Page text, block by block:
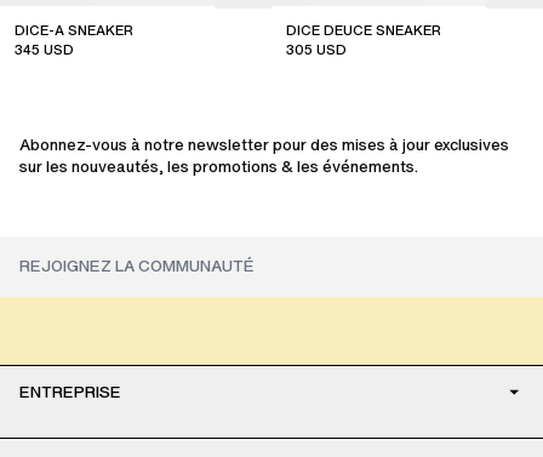
DICE-A SNEAKER
345 USD
DICE DEUCE SNEAKER
305 USD
Abonnez-vous à notre newsletter pour des mises à jour exclusives
sur les nouveautés, les promotions & les événements.
ENTREPRISE